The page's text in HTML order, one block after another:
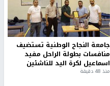
جامعة النجاح الوطنية تستضيف
منافسات بطولة الراحل مفيد
اسماعيل لكرة اليد للناشئين
منذ 48 دقيقة